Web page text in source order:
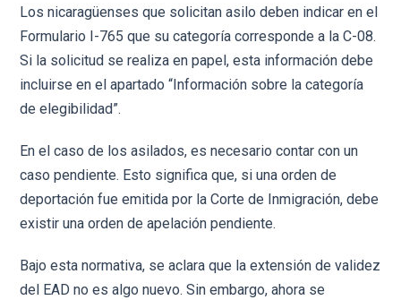
Los nicaragüenses que solicitan asilo deben indicar en el
Formulario I-765 que su categoría corresponde a la C-08.
Si la solicitud se realiza en papel, esta información debe
incluirse en el apartado “Información sobre la categoría
de elegibilidad”.
En el caso de los asilados, es necesario contar con un
caso pendiente. Esto significa que, si una orden de
deportación fue emitida por la Corte de Inmigración, debe
existir una orden de apelación pendiente.
Bajo esta normativa, se aclara que la extensión de validez
del EAD no es algo nuevo. Sin embargo, ahora se